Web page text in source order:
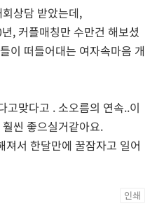
상담 받았는데,
, 커플매칭만 수만건 해보셨
이 떠들어대는 여자속마음 개
고맞다고 . 소오름의 연속..이
씬 좋으실거같아요.
서 한달만에 꿀잠자고 일어
인쇄